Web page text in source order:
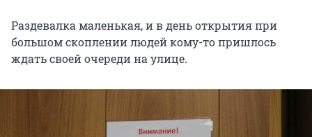
Раздевалка маленькая, и в день открытия при
большом скоплении людей кому-то пришлось
ждать своей очереди на улице.